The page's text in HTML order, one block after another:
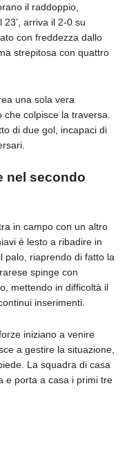
il raddoppio,
arriva il 2-0 su
con freddezza dallo
strepitosa con quattro
una sola vera
colpisce la traversa.
di due gol, incapaci di
nel secondo
in campo con un altro
è lesto a ribadire in
palo, riaprendo di fatto la
spinge con
mettendo in difficoltà il
inserimenti.
iniziano a venire
a gestire la situazione,
La squadra di casa
e porta a casa i primi tre